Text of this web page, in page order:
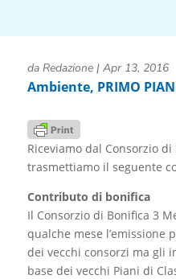
da Redazione| Apr 13, 2016
Ambiente, PRIMO
Riceviamo dal Consorzio
trasmettiamo il seguente
Contributo di bonifica
Il Consorzio di Bonifica 3
qualche mese l’emissione
dei vecchi consorzi ma gli
base dei vecchi Piani di